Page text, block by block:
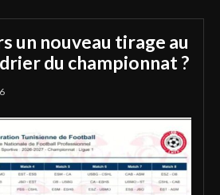
un nouveau tirage au
du championnat ?